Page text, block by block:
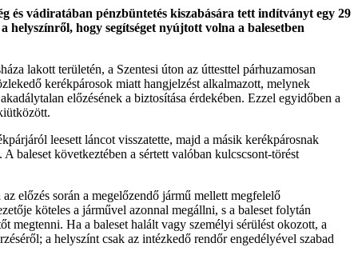
és vádiratában pénzbüntetés kiszabására tett indítványt egy 29
helyszínről, hogy segítséget nyújtott volna a balesetben
lakott területén, a Szentesi úton az úttesttel párhuzamosan
kerékpárosok miatt hangjelzést alkalmazott, melynek
előzésének a biztosítása érdekében. Ezzel egyidőben a
leesett láncot visszatette, majd a másik kerékpárosnak
baleset következtében a sértett valóban kulcscsont-törést
előzés során a megelőzendő jármű mellett megfelelő
köteles a járművel azonnal megállni, s a baleset folytán
megtenni. Ha a baleset halált vagy személyi sérülést okozott, a
a helyszínt csak az intézkedő rendőr engedélyével szabad